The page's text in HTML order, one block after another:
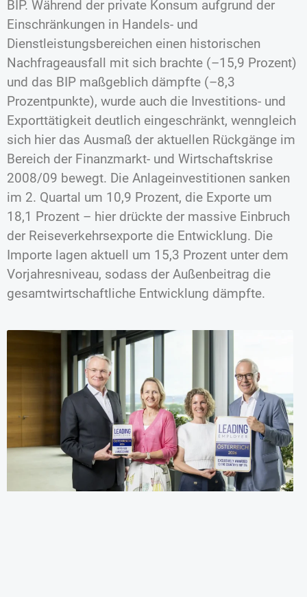
BIP. Während der private Konsum aufgrund der
Einschränkungen in Handels- und
Dienstleistungsbereichen einen historischen
Nachfrageausfall mit sich brachte (–15,9 Prozent)
und das BIP maßgeblich dämpfte (–8,3
Prozentpunkte), wurde auch die Investitions- und
Exporttätigkeit deutlich eingeschränkt, wenngleich
sich hier das Ausmaß der aktuellen Rückgänge im
Bereich der Finanzmarkt- und Wirtschaftskrise
2008/09 bewegt. Die Anlageinvestitionen sanken
im 2. Quartal um 10,9 Prozent, die Exporte um
18,1 Prozent – hier drückte der massive Einbruch
der Reiseverkehrsexporte die Entwicklung. Die
Importe lagen aktuell um 15,3 Prozent unter dem
Vorjahresniveau, sodass der Außenbeitrag die
gesamtwirtschaftliche Entwicklung dämpfte.